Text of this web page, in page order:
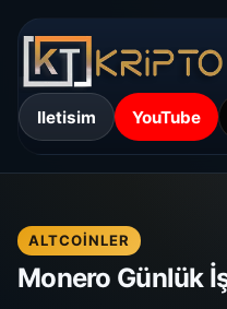
Iletisim YouTube
ALTCOINLER
Monero Günlük